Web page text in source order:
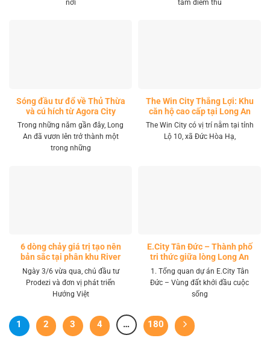
nơi
tâm điểm thu
Sóng đầu tư đổ về Thủ Thừa
và cú hích từ Agora City
Trong những năm gần đây, Long
An đã vươn lên trở thành một
trong những
The Win City Thắng Lợi: Khu
căn hộ cao cấp tại Long An
The Win City có vị trí nằm tại tỉnh
Lộ 10, xã Đức Hòa Hạ,
6 dòng chảy giá trị tạo nên
bản sắc tại phân khu River
Park LA Home
Ngày 3/6 vừa qua, chủ đầu tư
Prodezi và đơn vị phát triển
Hướng Việt
E.City Tân Đức – Thành phố
tri thức giữa lòng Long An
1. Tổng quan dự án E.City Tân
Đức – Vùng đất khởi đầu cuộc
sống
1 2 3 4 … 180